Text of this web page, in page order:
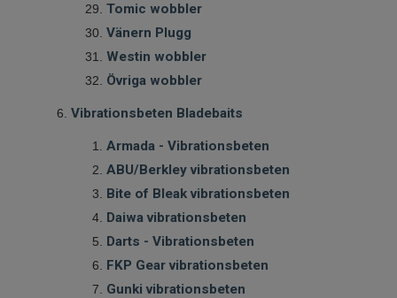
Tomic wobbler
Vänern Plugg
Westin wobbler
Övriga wobbler
Vibrationsbeten Bladebaits
Armada - Vibrationsbeten
ABU/Berkley vibrationsbeten
Bite of Bleak vibrationsbeten
Daiwa vibrationsbeten
Darts - Vibrationsbeten
FKP Gear vibrationsbeten
Gunki vibrationsbeten